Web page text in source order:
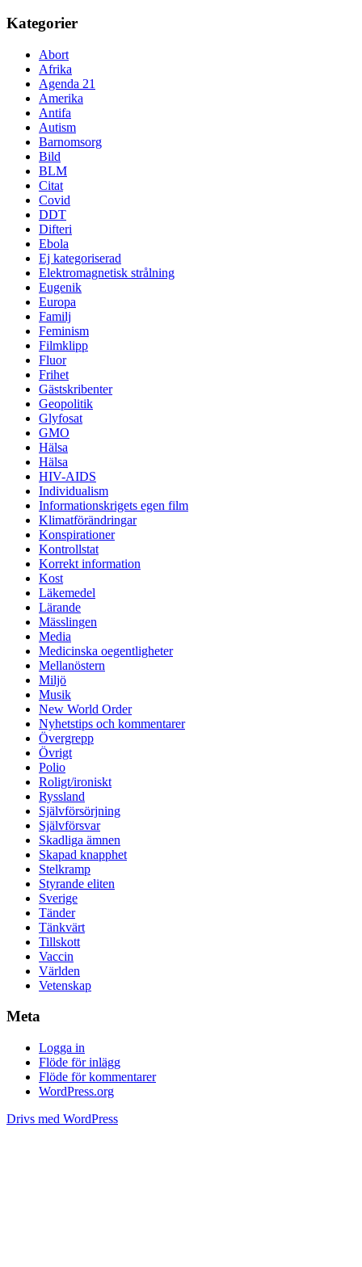
Kategorier
Abort
Afrika
Agenda 21
Amerika
Antifa
Autism
Barnomsorg
Bild
BLM
Citat
Covid
DDT
Difteri
Ebola
Ej kategoriserad
Elektromagnetisk strålning
Eugenik
Europa
Familj
Feminism
Filmklipp
Fluor
Frihet
Gästskribenter
Geopolitik
Glyfosat
GMO
Hälsa
Hälsa
HIV-AIDS
Individualism
Informationskrigets egen film
Klimatförändringar
Konspirationer
Kontrollstat
Korrekt information
Kost
Läkemedel
Lärande
Mässlingen
Media
Medicinska oegentligheter
Mellanöstern
Miljö
Musik
New World Order
Nyhetstips och kommentarer
Övergrepp
Övrigt
Polio
Roligt/ironiskt
Ryssland
Självförsörjning
Självförsvar
Skadliga ämnen
Skapad knapphet
Stelkramp
Styrande eliten
Sverige
Tänder
Tänkvärt
Tillskott
Vaccin
Världen
Vetenskap
Meta
Logga in
Flöde för inlägg
Flöde för kommentarer
WordPress.org
Drivs med WordPress